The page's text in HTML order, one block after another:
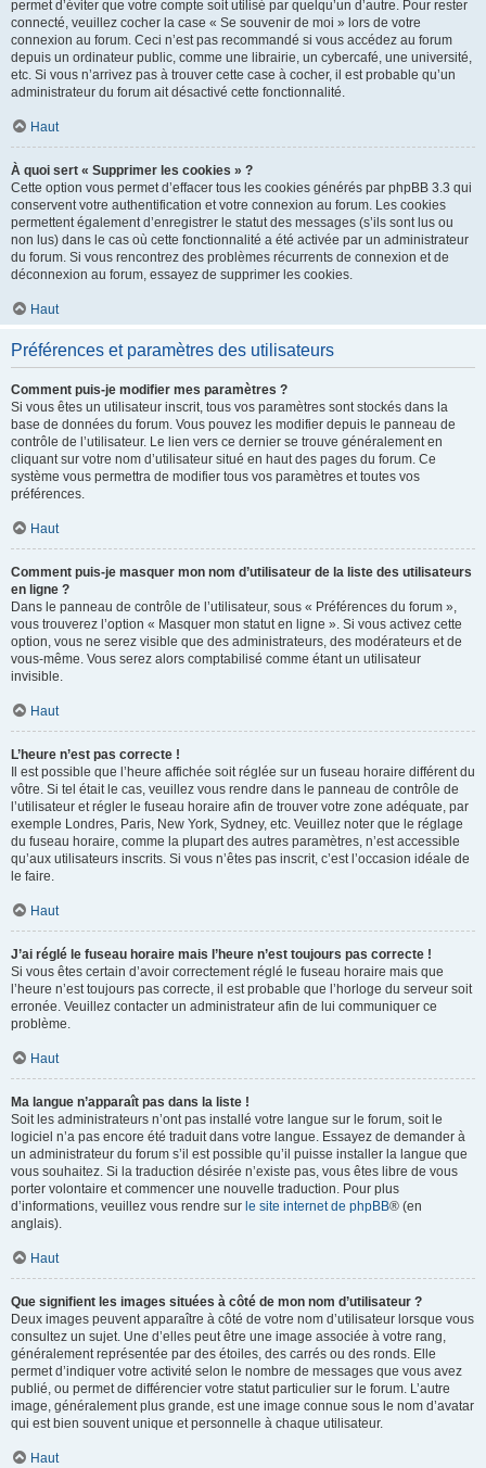
permet d’éviter que votre compte soit utilisé par quelqu’un d’autre. Pour rester
connecté, veuillez cocher la case « Se souvenir de moi » lors de votre
connexion au forum. Ceci n’est pas recommandé si vous accédez au forum
depuis un ordinateur public, comme une librairie, un cybercafé, une université,
etc. Si vous n’arrivez pas à trouver cette case à cocher, il est probable qu’un
administrateur du forum ait désactivé cette fonctionnalité.
Haut
À quoi sert « Supprimer les cookies » ?
Cette option vous permet d’effacer tous les cookies générés par phpBB 3.3 qui
conservent votre authentification et votre connexion au forum. Les cookies
permettent également d’enregistrer le statut des messages (s’ils sont lus ou
non lus) dans le cas où cette fonctionnalité a été activée par un administrateur
du forum. Si vous rencontrez des problèmes récurrents de connexion et de
déconnexion au forum, essayez de supprimer les cookies.
Haut
Préférences et paramètres des utilisateurs
Comment puis-je modifier mes paramètres ?
Si vous êtes un utilisateur inscrit, tous vos paramètres sont stockés dans la
base de données du forum. Vous pouvez les modifier depuis le panneau de
contrôle de l’utilisateur. Le lien vers ce dernier se trouve généralement en
cliquant sur votre nom d’utilisateur situé en haut des pages du forum. Ce
système vous permettra de modifier tous vos paramètres et toutes vos
préférences.
Haut
Comment puis-je masquer mon nom d’utilisateur de la liste des utilisateurs
en ligne ?
Dans le panneau de contrôle de l’utilisateur, sous « Préférences du forum »,
vous trouverez l’option « Masquer mon statut en ligne ». Si vous activez cette
option, vous ne serez visible que des administrateurs, des modérateurs et de
vous-même. Vous serez alors comptabilisé comme étant un utilisateur
invisible.
Haut
L’heure n’est pas correcte !
Il est possible que l’heure affichée soit réglée sur un fuseau horaire différent du
vôtre. Si tel était le cas, veuillez vous rendre dans le panneau de contrôle de
l’utilisateur et régler le fuseau horaire afin de trouver votre zone adéquate, par
exemple Londres, Paris, New York, Sydney, etc. Veuillez noter que le réglage
du fuseau horaire, comme la plupart des autres paramètres, n’est accessible
qu’aux utilisateurs inscrits. Si vous n’êtes pas inscrit, c’est l’occasion idéale de
le faire.
Haut
J’ai réglé le fuseau horaire mais l’heure n’est toujours pas correcte !
Si vous êtes certain d’avoir correctement réglé le fuseau horaire mais que
l’heure n’est toujours pas correcte, il est probable que l’horloge du serveur soit
erronée. Veuillez contacter un administrateur afin de lui communiquer ce
problème.
Haut
Ma langue n’apparaît pas dans la liste !
Soit les administrateurs n’ont pas installé votre langue sur le forum, soit le
logiciel n’a pas encore été traduit dans votre langue. Essayez de demander à
un administrateur du forum s’il est possible qu’il puisse installer la langue que
vous souhaitez. Si la traduction désirée n’existe pas, vous êtes libre de vous
porter volontaire et commencer une nouvelle traduction. Pour plus
d’informations, veuillez vous rendre sur le site internet de phpBB® (en
anglais).
Haut
Que signifient les images situées à côté de mon nom d’utilisateur ?
Deux images peuvent apparaître à côté de votre nom d’utilisateur lorsque vous
consultez un sujet. Une d’elles peut être une image associée à votre rang,
généralement représentée par des étoiles, des carrés ou des ronds. Elle
permet d’indiquer votre activité selon le nombre de messages que vous avez
publié, ou permet de différencier votre statut particulier sur le forum. L’autre
image, généralement plus grande, est une image connue sous le nom d’avatar
qui est bien souvent unique et personnelle à chaque utilisateur.
Haut